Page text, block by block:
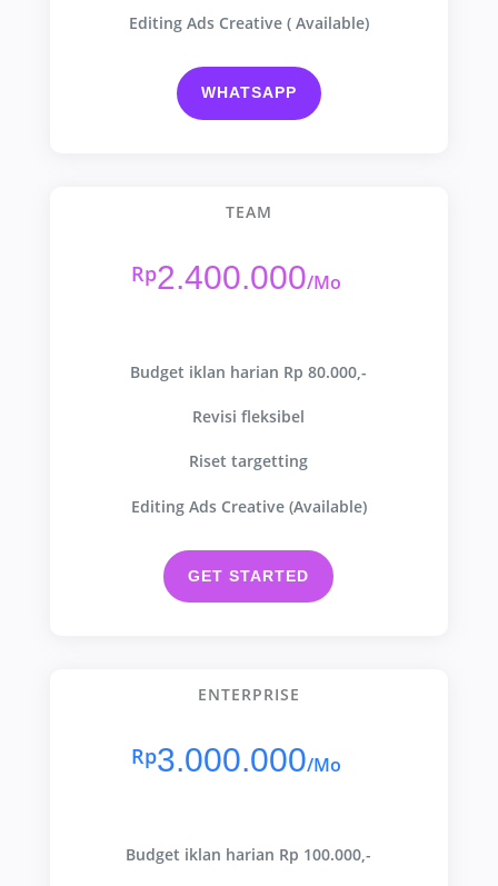
Editing Ads Creative ( Available)
WHATSAPP
TEAM
Rp2.400.000/Mo
Budget iklan harian Rp 80.000,-
Revisi fleksibel
Riset targetting
Editing Ads Creative (Available)
GET STARTED
ENTERPRISE
Rp3.000.000/Mo
Budget iklan harian Rp 100.000,-